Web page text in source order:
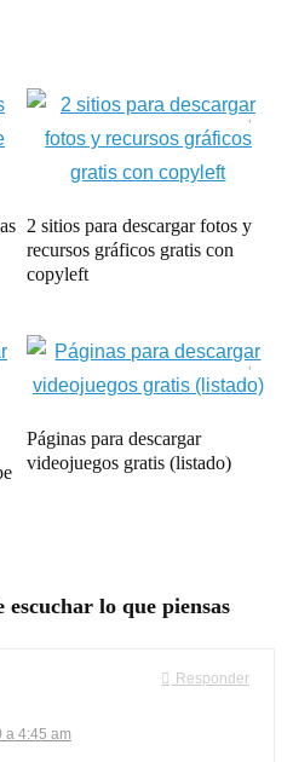
2 sitios para descargar fotos y
recursos gráficos gratis con
copyleft
Páginas para descargar
videojuegos gratis (listado)
escuchar lo que piensas
Responder
a 4:45 am